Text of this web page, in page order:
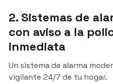
2. Sistemas de
con aviso a la
inmediata
Un sistema de alarma
vigilante 24/7 de tu hogar.